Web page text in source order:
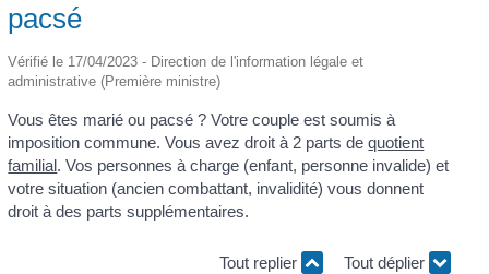
pacsé
Vérifié le 17/04/2023 - Direction de l'information légale et
administrative (Première ministre)
Vous êtes marié ou pacsé ? Votre couple est soumis à
imposition commune. Vous avez droit à 2 parts dequotient
familial. Vos personnes à charge (enfant, personne invalide) et
votre situation (ancien combattant, invalidité) vous donnent
droit à des parts supplémentaires.
Tout replier Tout déplier